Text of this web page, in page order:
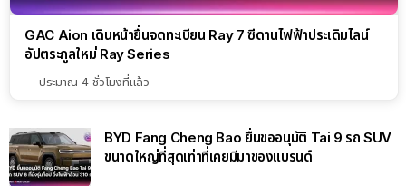
GAC Aion เดินหน้ายื่นจดทะเบียน Ray 7 ซีดานไฟฟ้าประเดิมไลน์
อัปตระกูลใหม่ Ray Series
ประมาณ 4 ชั่วโมงที่แล้ว
BYD Fang Cheng Bao ยื่นขออนุมัติ Tai 9 รถ SUV
ขนาดใหญ่ที่สุดเท่าที่เคยมีมาของแบรนด์